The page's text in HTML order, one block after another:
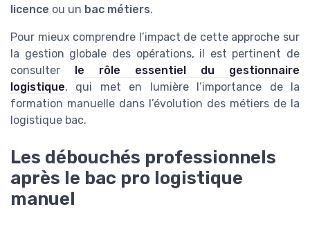
licence ou un bac métiers.
Pour mieux comprendre l’impact de cette approche sur
la gestion globale des opérations, il est pertinent de
consulter le rôle essentiel du gestionnaire
logistique, qui met en lumière l’importance de la
formation manuelle dans l’évolution des métiers de la
logistique bac.
Les débouchés professionnels
après le bac pro logistique
manuel